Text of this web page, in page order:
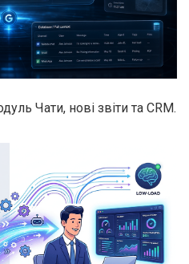
Чати, нові звіти та CRM.